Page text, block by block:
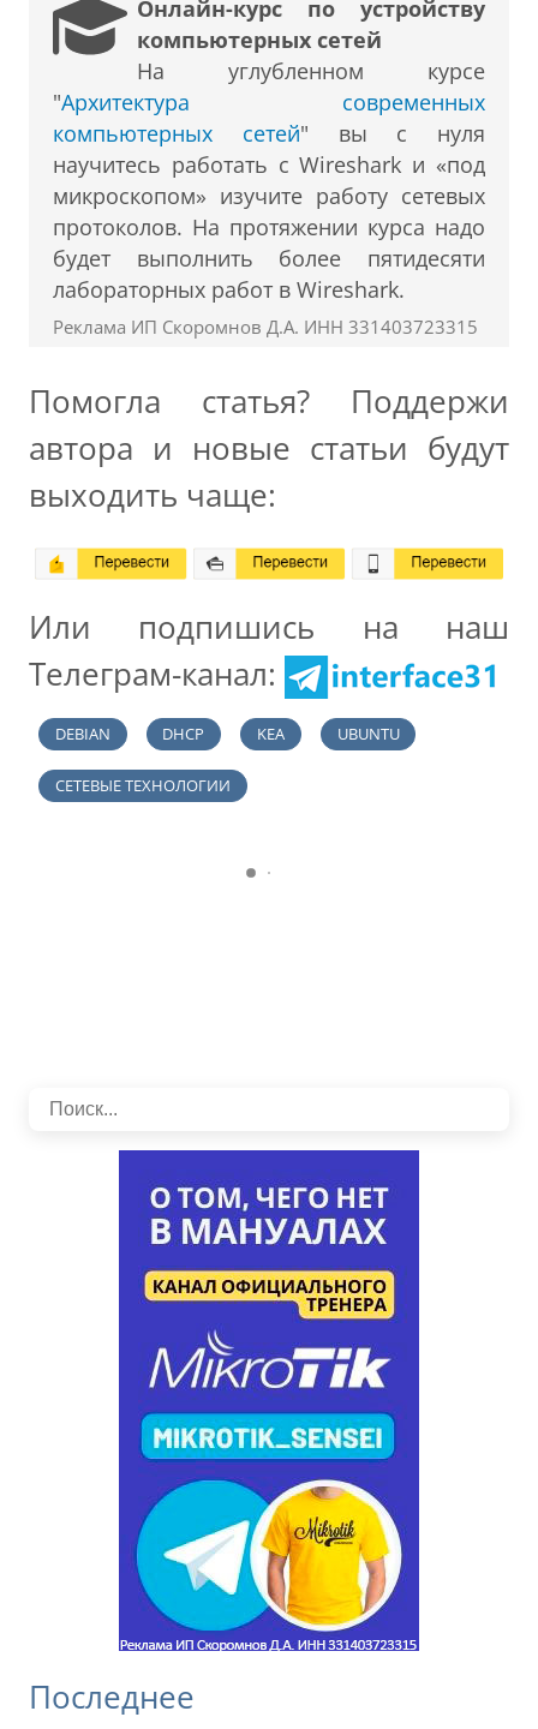
Онлайн-курс по устройству
компьютерных сетей
На углубленном курсе
"Архитектура современных
компьютерных сетей" вы с нуля
научитесь работать с Wireshark и «под
микроскопом» изучите работу сетевых
протоколов. На протяжении курса надо
будет выполнить более пятидесяти
лабораторных работ в Wireshark.
Реклама ИП Скоромнов Д.А. ИНН 331403723315
Помогла статья? Поддержи
автора и новые статьи будут
выходить чаще:
Или подпишись на наш
Телеграм-канал:
DEBIAN DHCP KEA UBUNTU
СЕТЕВЫЕ ТЕХНОЛОГИИ
Последнее